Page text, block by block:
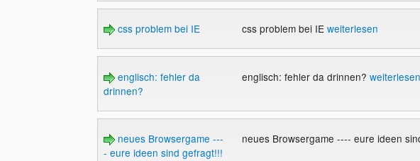
css problem bei IE css problem bei IE weiterlesen
englisch: fehler da
drinnen?
englisch: fehler da drinnen? weiterlesen
neues Browsergame ---
- eure ideen sind gefragt!!!
neues Browsergame ---- eure ideen